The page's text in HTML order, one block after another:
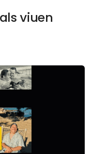
viuen